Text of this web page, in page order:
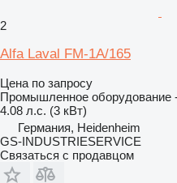
2
Alfa Laval FM-1A/165
Цена по запросу
Промышленное
4.08 л.с. (3 кВт)
Германия, Heidenheim
GS-INDUSTRIESERVICE
Связаться с продавцом